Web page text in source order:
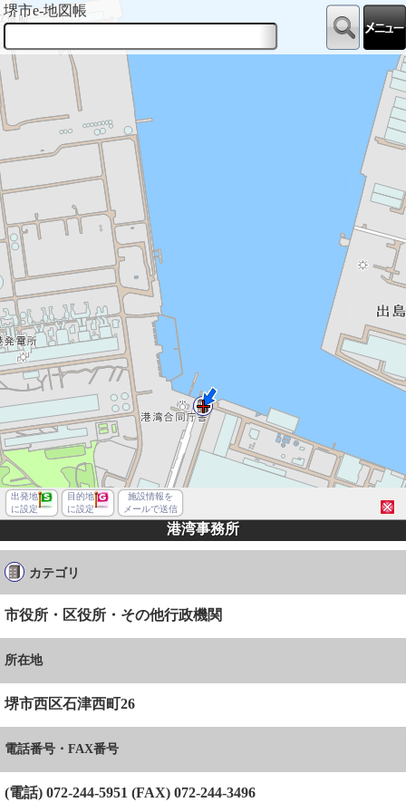
堺市西区石津西町
堺市e-地図帳
出発地
に設定
目的地
に設定
施設情報を
メールで送信
港湾事務所
カテゴリ
市役所・区役所・その他行政機関
所在地
堺市西区石津西町26
電話番号・FAX番号
(電話) 072-244-5951 (FAX) 072-244-3496